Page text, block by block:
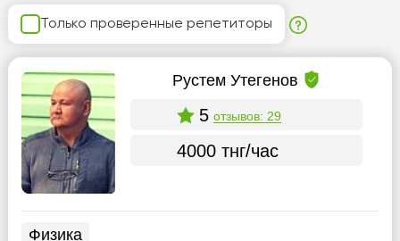
Только проверенные репетиторы
Рустем Утегенов
5 отзывов: 29
4000 тнг/час
Физика